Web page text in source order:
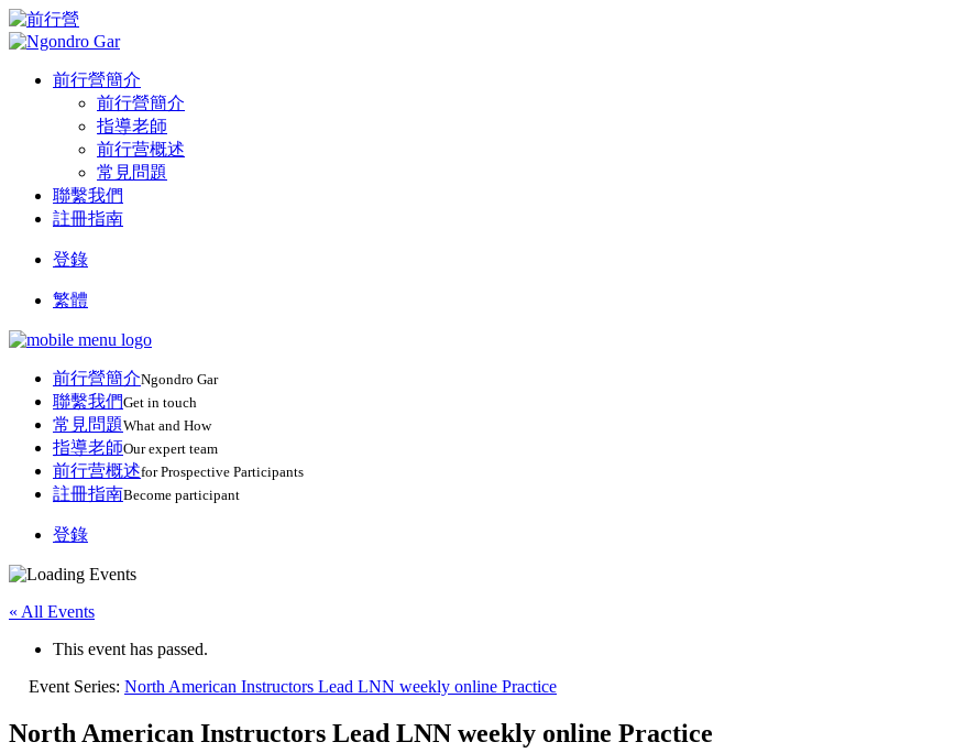
前行營簡介
前行營簡介
指導老師
前行营概述
常見問題
聯繫我們
註冊指南
登錄
繁體
前行營簡介Ngondro Gar
聯繫我們Get in touch
常見問題What and How
指導老師Our expert team
前行营概述for Prospective Participants
註冊指南Become participant
登錄
« All Events
This event has passed.
Event Series: North American Instructors Lead LNN weekly online Practice
North American Instructors Lead LNN weekly online Practice